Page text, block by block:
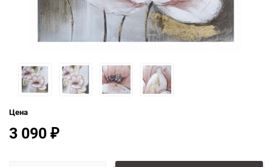
Цена
3 090 ₽